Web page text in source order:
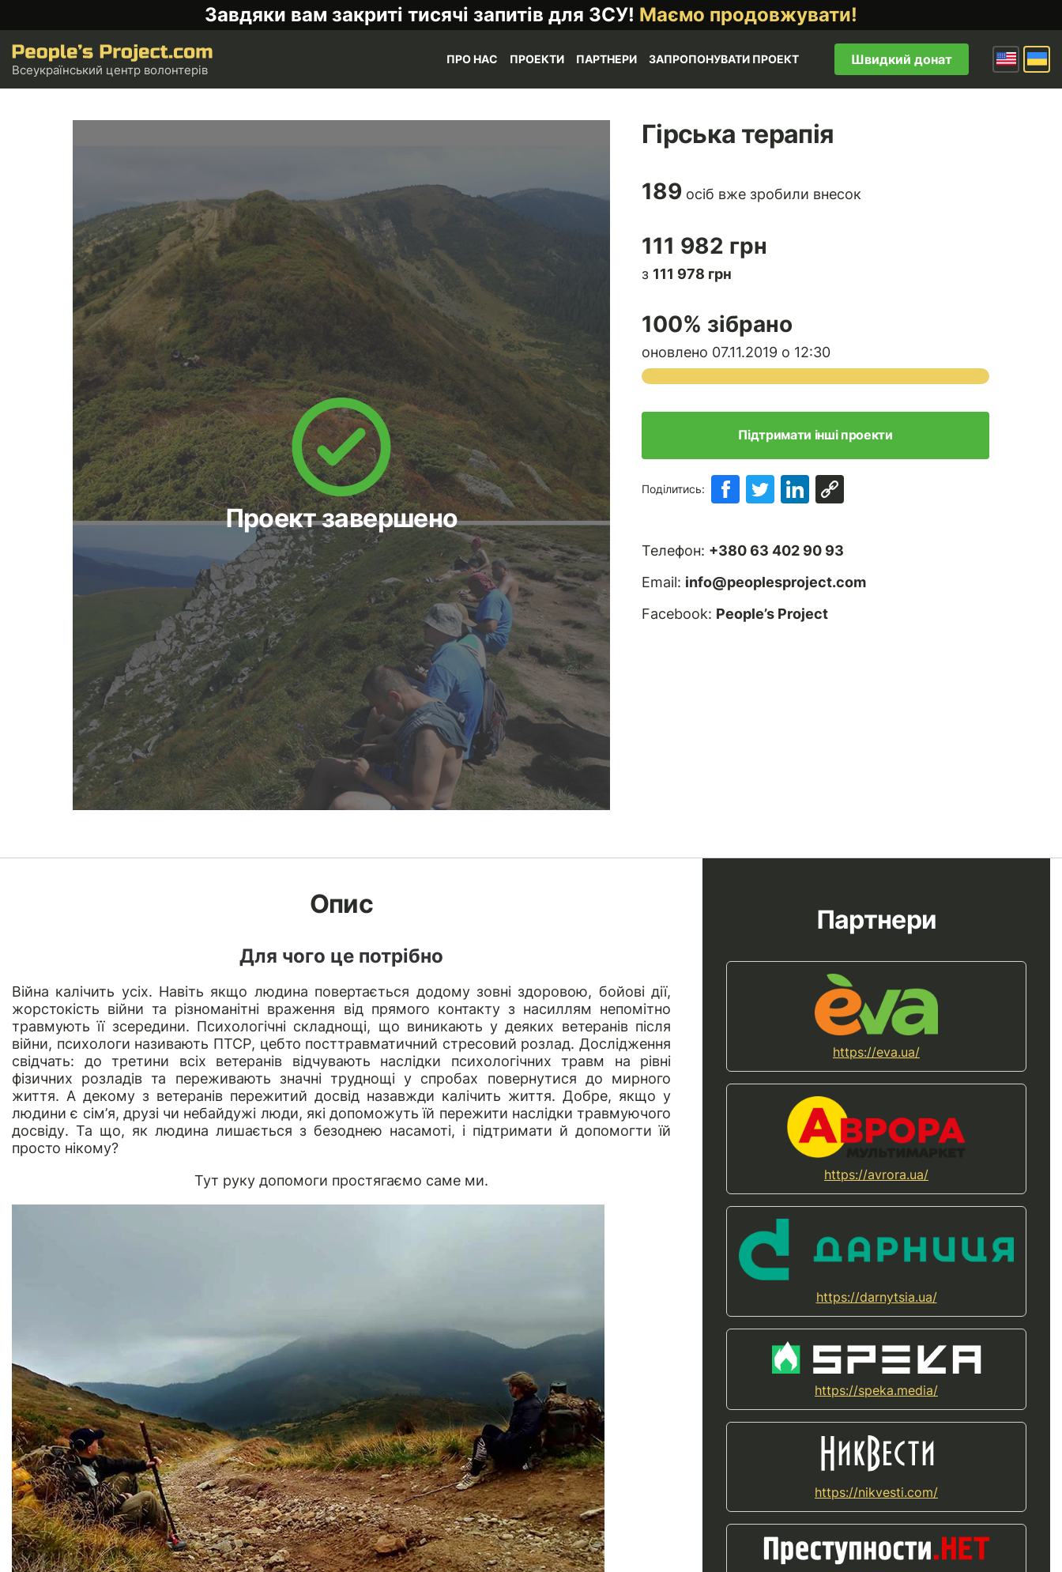
Завдяки вам закриті тисячі запитів для ЗСУ! Маємо продовжувати!
Всеукраїнський центр волонтерів
ПРО НАС ПРОЕКТИ ПАРТНЕРИ ЗАПРОПОНУВАТИ ПРОЕКТ Швидкий донат
Проект завершено
Гірська терапія
189 осіб вже зробили внесок
111 982 грн
з 111 978 грн
100% зібрано
оновлено 07.11.2019 о 12:30
Підтримати інші проекти
Поділитись:
Телефон: +380 63 402 90 93
Email: info@peoplesproject.com
Facebook: People’s Project
Опис
Для чого це потрібно
Війна калічить усіх. Навіть якщо людина повертається додому зовні здоровою, бойові дії,
жорстокість війни та різноманітні враження від прямого контакту з насиллям непомітно
травмують її зсередини. Психологічні складнощі, що виникають у деяких ветеранів після
війни, психологи називають ПТСР, цебто посттравматичний стресовий розлад. Дослідження
свідчать: до третини всіх ветеранів відчувають наслідки психологічних травм на рівні
фізичних розладів та переживають значні труднощі у спробах повернутися до мирного
життя. А декому з ветеранів пережитий досвід назавжди калічить життя. Добре, якщо у
людини є сім’я, друзі чи небайдужі люди, які допоможуть їй пережити наслідки травмуючого
досвіду. Та що, як людина лишається з безоднею насамоті, і підтримати й допомогти їй
просто нікому?
Тут руку допомоги простягаємо саме ми.
Партнери
https://eva.ua/
https://avrora.ua/
https://darnytsia.ua/
https://speka.media/
https://nikvesti.com/